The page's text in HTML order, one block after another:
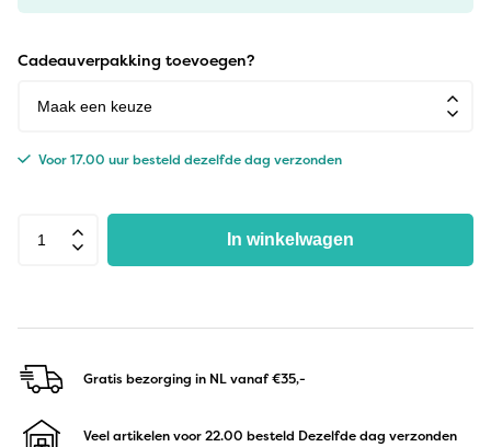
Cadeauverpakking toevoegen?
Voor 17.00 uur besteld dezelfde dag verzonden
In winkelwagen
Gratis bezorging in NLvanaf €35,-
Veel artikelen voor 22.00 besteld Dezelfde dag verzonden